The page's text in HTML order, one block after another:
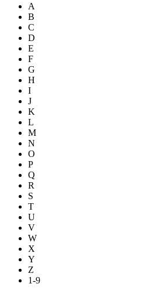
A
B
C
D
E
F
G
H
I
J
K
L
M
N
O
P
Q
R
S
T
U
V
W
X
Y
Z
1-9